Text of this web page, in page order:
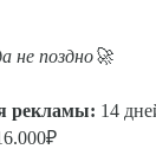
не поздно🚀
рекламы: 14